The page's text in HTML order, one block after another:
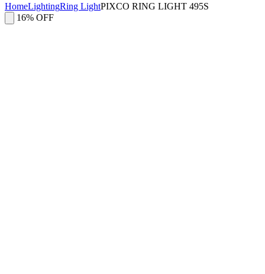
HomeLightingRing LightPIXCO RING LIGHT 495S
16% OFF